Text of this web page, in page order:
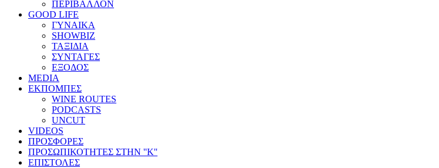
ΠΕΡΙΒΑΛΛΟΝ
GOOD LIFE
ΓΥΝΑΙΚΑ
SHOWBIZ
ΤΑΞΙΔΙΑ
ΣΥΝΤΑΓΕΣ
ΕΞΟΔΟΣ
MEDIA
ΕΚΠΟΜΠΕΣ
WINE ROUTES
PODCASTS
UNCUT
VIDEOS
ΠΡΟΣΦΟΡΕΣ
ΠΡΟΣΩΠΙΚΟΤΗΤΕΣ ΣΤΗΝ ''Κ''
ΕΠΙΣΤΟΛΕΣ